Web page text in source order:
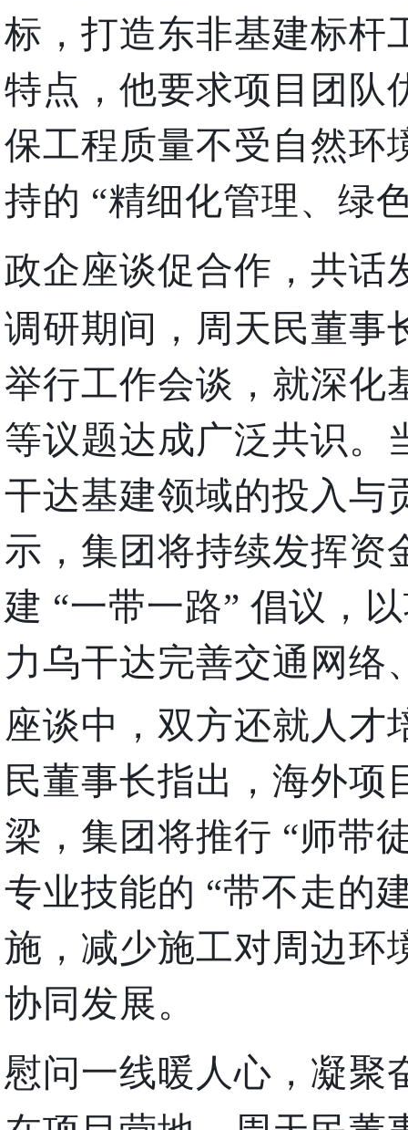
标，打造东非基建标杆
特点，他要求项目团队
保工程质量不受自然环
持的 “精细化管理、绿
政企座谈促合作，共话
调研期间，周天民董事
举行工作会谈，就深化
等议题达成广泛共识。
干达基建领域的投入与
示，集团将持续发挥资
建 “一带一路” 倡议，
力乌干达完善交通网络
座谈中，双方还就人才
民董事长指出，海外项
梁，集团将推行 “师带
专业技能的 “带不走的
施，减少施工对周边环
协同发展。
慰问一线暖人心，凝聚